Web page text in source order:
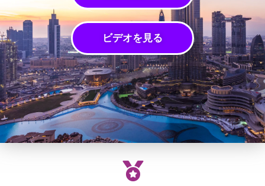
ビデオを見る